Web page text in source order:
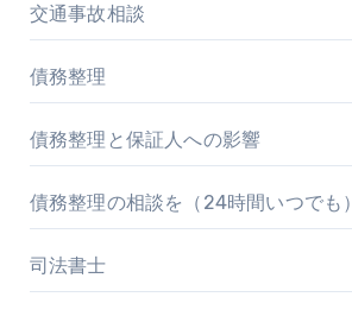
交通事故相談
債務整理
債務整理と保証人への影響
債務整理の相談を（24時間いつでも）
司法書士